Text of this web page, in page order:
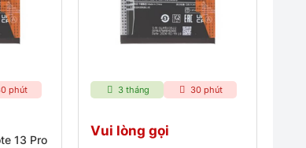
phút
13 Pro
3 tháng 30 phút
Vui lòng gọi